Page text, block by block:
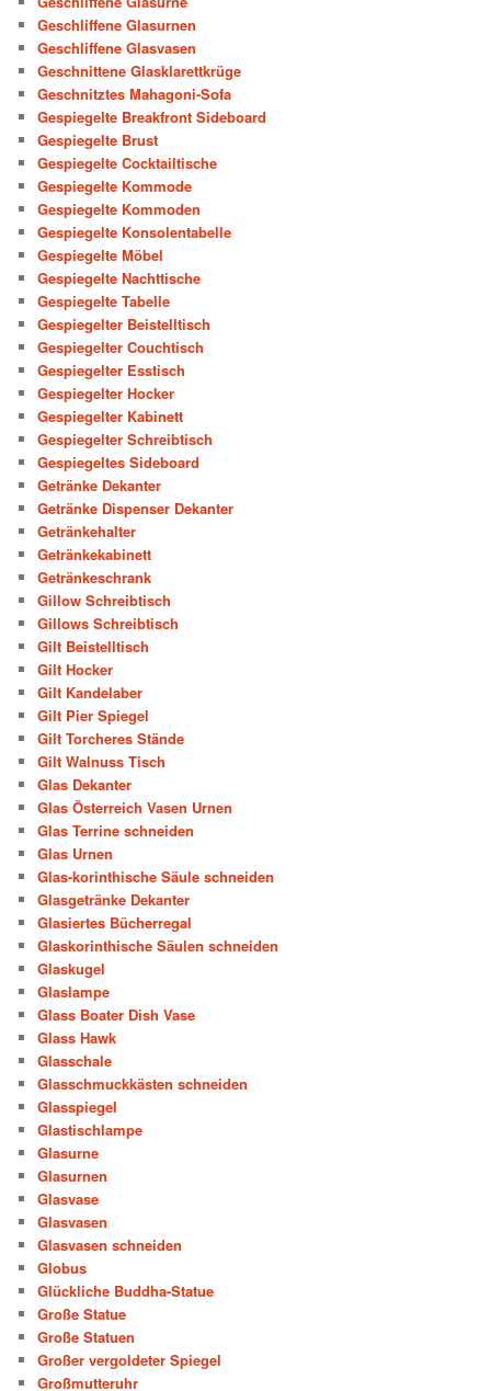
Geschliffene Glasurnen
Geschliffene Glasvasen
Geschnittene Glasklarettkrüge
Geschnitztes Mahagoni-Sofa
Gespiegelte Breakfront Sideboard
Gespiegelte Brust
Gespiegelte Cocktailtische
Gespiegelte Kommode
Gespiegelte Kommoden
Gespiegelte Konsolentabelle
Gespiegelte Möbel
Gespiegelte Nachttische
Gespiegelte Tabelle
Gespiegelter Beistelltisch
Gespiegelter Couchtisch
Gespiegelter Esstisch
Gespiegelter Hocker
Gespiegelter Kabinett
Gespiegelter Schreibtisch
Gespiegeltes Sideboard
Getränke Dekanter
Getränke Dispenser Dekanter
Getränkehalter
Getränkekabinett
Getränkeschrank
Gillow Schreibtisch
Gillows Schreibtisch
Gilt Beistelltisch
Gilt Hocker
Gilt Kandelaber
Gilt Pier Spiegel
Gilt Torcheres Stände
Gilt Walnuss Tisch
Glas Dekanter
Glas Österreich Vasen Urnen
Glas Terrine schneiden
Glas Urnen
Glas-korinthische Säule schneiden
Glasgetränke Dekanter
Glasiertes Bücherregal
Glaskorinthische Säulen schneiden
Glaskugel
Glaslampe
Glass Boater Dish Vase
Glass Hawk
Glasschale
Glasschmuckkästen schneiden
Glasspiegel
Glastischlampe
Glasurne
Glasurnen
Glasvase
Glasvasen
Glasvasen schneiden
Globus
Glückliche Buddha-Statue
Große Statue
Große Statuen
Großer vergoldeter Spiegel
Großmutteruhr